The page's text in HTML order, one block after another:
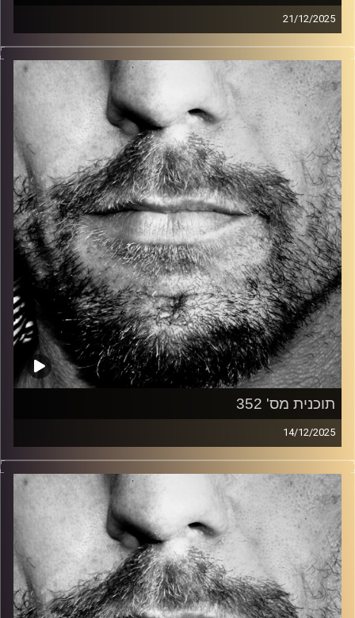
21/12/2025
זיפים, מוזיקה מחוספסת של הופעות חיות. הרבה ג'אם, רוק,
בלוז, bluegrass, ג'אז, Fאנק, פרוגרסיב ואפילו אלקטרוניקה.
כל מה שחי, אמיתי ונושם.
עם שמוליק רגב.
קרדיט תמונות: David Goehring
תוכנית מס' 352
14/12/2025
זיפים, מוזיקה מחוספסת של הופעות חיות. הרבה ג'אם, רוק,
בלוז, bluegrass, ג'אז, Fאנק, פרוגרסיב ואפילו אלקטרוניקה.
כל מה שחי, אמיתי ונושם.
עם שמוליק רגב.
קרדיט תמונות: David Goehring